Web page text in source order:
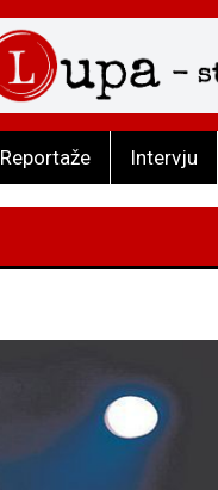
Reportaže Intervju